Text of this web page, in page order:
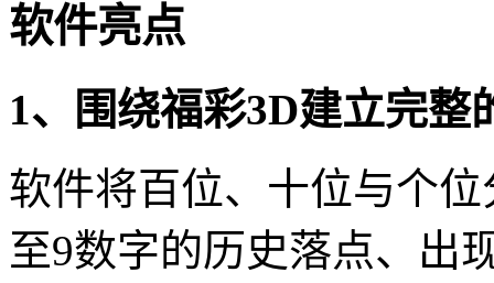
软件亮点
1、围绕福彩3D建立完整
软件将百位、十位与个
至9数字的历史落点、出